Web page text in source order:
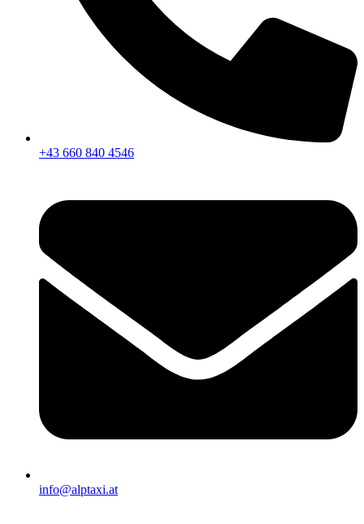
+43 660 840 4546
info@alptaxi.at